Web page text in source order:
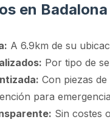
en
A 6.9km de su
Por tipo de
Con piezas de
para
Sin costes